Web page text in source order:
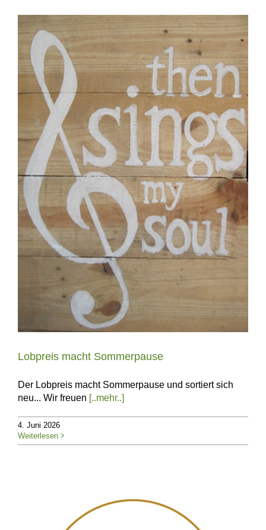
Lobpreis macht Sommerpause
Der Lobpreis macht Sommerpause und sortiert sich
neu... Wir freuen [..mehr..]
4. Juni 2026
Weiterlesen